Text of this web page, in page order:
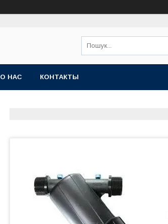
О НАС КОНТАКТЫ